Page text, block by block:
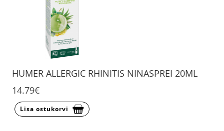
HUMER ALLERGIC RHINITIS NINASPREI 20ML
14.79€
Lisa ostukorvi